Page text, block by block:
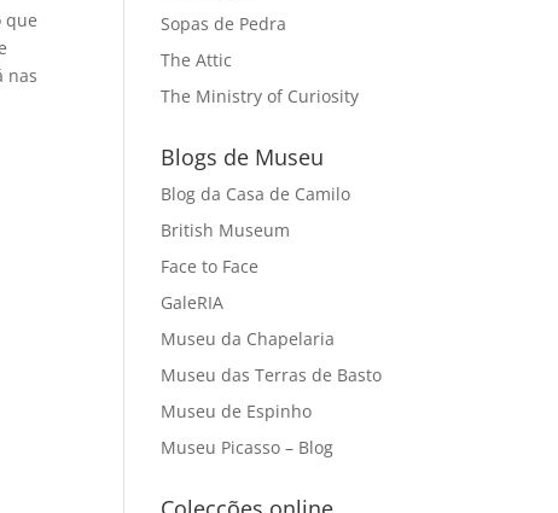
que
nas
Sopas de Pedra
The Attic
The Ministry of Curiosity
Blogs de Museu
Blog da Casa de Camilo
British Museum
Face to Face
GaleRIA
Museu da Chapelaria
Museu das Terras de Basto
Museu de Espinho
Museu Picasso – Blog